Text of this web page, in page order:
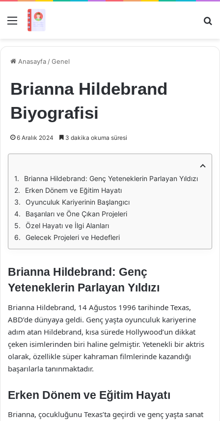
Menü
Anasayfa /Genel
Brianna Hildebrand
Biyografisi
6 Aralık 2024 3 dakika okuma süresi
Brianna Hildebrand: Genç Yeteneklerin Parlayan Yıldızı
Erken Dönem ve Eğitim Hayatı
Oyunculuk Kariyerinin Başlangıcı
Başarıları ve Öne Çıkan Projeleri
Özel Hayatı ve İlgi Alanları
Gelecek Projeleri ve Hedefleri
Brianna Hildebrand: Genç
Yeteneklerin Parlayan Yıldızı
Brianna Hildebrand, 14 Ağustos 1996 tarihinde Texas,
ABD’de dünyaya geldi. Genç yaşta oyunculuk kariyerine
adım atan Hildebrand, kısa sürede Hollywood’un dikkat
çeken isimlerinden biri haline gelmiştir. Yetenekli bir aktris
olarak, özellikle süper kahraman filmlerinde kazandığı
başarılarla tanınmaktadır.
Erken Dönem ve Eğitim Hayatı
Brianna, çocukluğunu Texas’ta geçirdi ve genç yaşta sanat